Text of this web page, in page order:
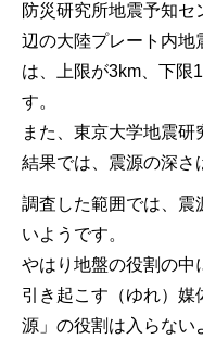
防災研究所地震予知セ
辺の大陸プレート内地
は、上限が3km、下限
す。
また、東京大学地震
結果では、震源の深さ
調査した範囲では、震
いようです。
やはり地盤の役割の中
引き起こす（ゆれ）媒
源」の役割は入らない